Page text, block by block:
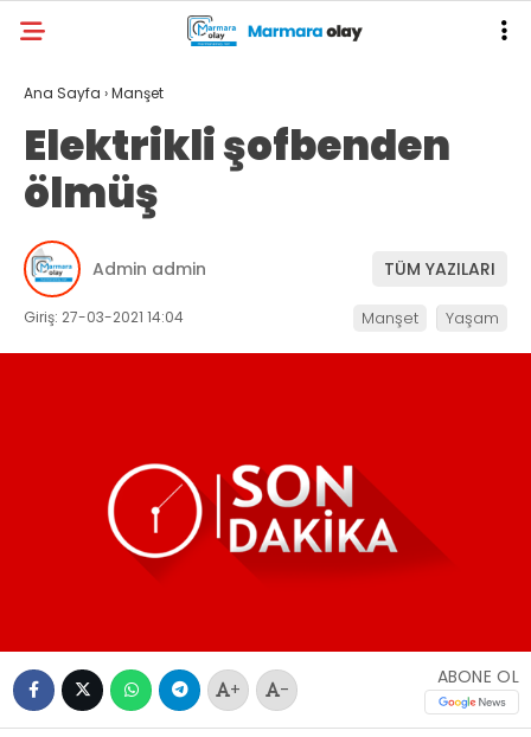
Ana Sayfa ›Manşet
Elektrikli şofbenden
ölmüş
Admin admin TÜM YAZILARI
Giriş: 27-03-2021 14:04 Manşet Yaşam
+ -
ABONE OL